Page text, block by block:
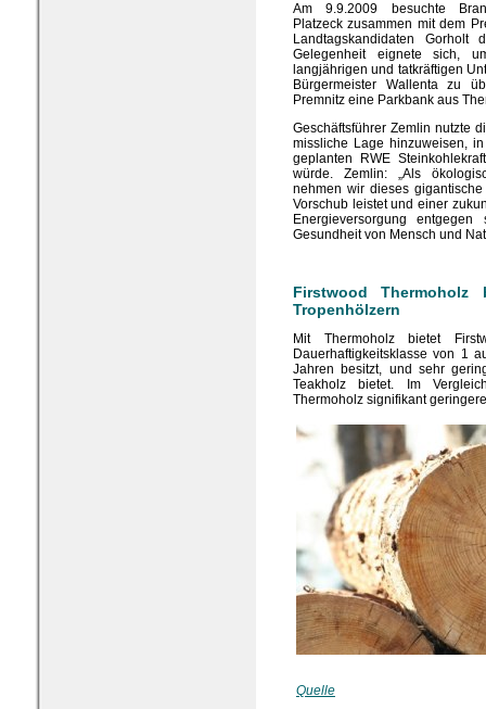
Am 9.9.2009 besuchte
Platzeck zusammen mit dem
Landtagskandidaten
Gelegenheit eignete sich,
langjährigen und tatkräftigen
Bürgermeister Wallenta zu
Premnitz eine Parkbank aus
Geschäftsführer Zemlin nutzte
missliche Lage hinzuweisen,
geplanten RWE
würde. Zemlin: „Als
nehmen wir dieses
Vorschub leistet und einer
Energieversorgung
Gesundheit von Mensch und
Firstwood
Tropenhölzern
Mit Thermoholz bietet
Dauerhaftigkeitsklasse von 1
Jahren besitzt, und sehr
Teakholz bietet. Im
Thermoholz signifikant
Quelle